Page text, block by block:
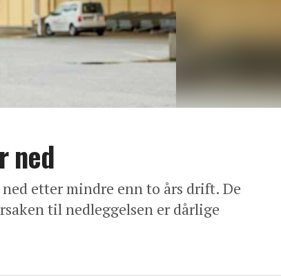
ned
etter mindre enn to års drift. De
til nedleggelsen er dårlige